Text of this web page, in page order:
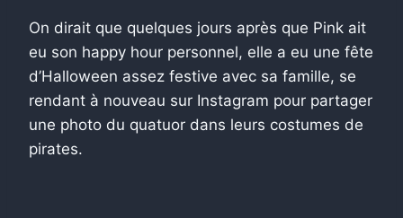
On dirait que quelques jours après que Pink ait
eu son happy hour personnel, elle a eu une fête
d’Halloween assez festive avec sa famille, se
rendant à nouveau sur Instagram pour partager
une photo du quatuor dans leurs costumes de
pirates.